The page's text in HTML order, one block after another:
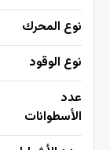
نوع المحرك
نوع الوقود
عدد
الأسطوانات